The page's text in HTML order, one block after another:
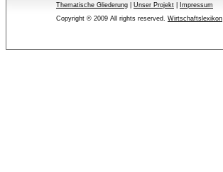
Thematische Gliederung Unser Projekt
Impressum
Copyright © 2009 All rights reserved. Wirtschaftslexikon